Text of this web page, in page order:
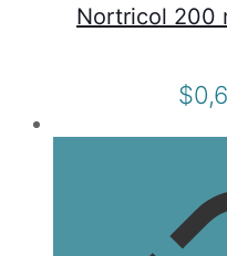
Nortricol 200
$